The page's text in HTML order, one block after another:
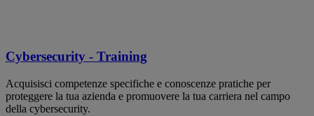
Cybersecurity - Training
Acquisisci competenze specifiche e conoscenze pratiche per
proteggere la tua azienda e promuovere la tua carriera nel campo
della cybersecurity.